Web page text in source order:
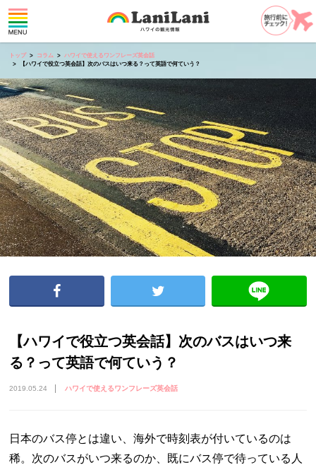
トップ コラム
ハワイで使えるワンフレーズ英会話
【ハワイで役立つ英会話】次のバスはいつ来る？って英語で何ていう？
【ハワイで役立つ英会話】次のバスはいつ来
る？って英語で何ていう？
2019.05.24 ハワイで使えるワンフレーズ英会話
日本のバス停とは違い、海外で時刻表が付いているのは
稀。次のバスがいつ来るのか、既にバス停で待っている人